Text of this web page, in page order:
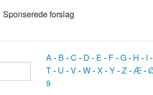
Sponserede forslag
A- B -C - D - E - F-G- H - I -
T- U -V-W-X-Y-Z-Æ-
9